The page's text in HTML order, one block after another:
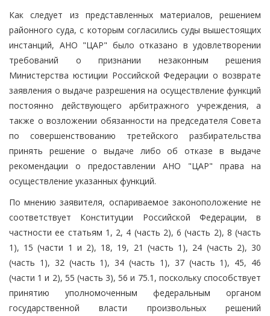
Как следует из представленных материалов, решением
районного суда, с которым согласились суды вышестоящих
инстанций, АНО "ЦАР" было отказано в удовлетворении
требований о признании незаконным решения
Министерства юстиции Российской Федерации о возврате
заявления о выдаче разрешения на осуществление функций
постоянно действующего арбитражного учреждения, а
также о возложении обязанности на председателя Совета
по совершенствованию третейского разбирательства
принять решение о выдаче либо об отказе в выдаче
рекомендации о предоставлении АНО "ЦАР" права на
осуществление указанных функций.
По мнению заявителя, оспариваемое законоположение не
соответствует Конституции Российской Федерации, в
частности ее статьям 1, 2, 4 (часть 2), 6 (часть 2), 8 (часть
1), 15 (части 1 и 2), 18, 19, 21 (часть 1), 24 (часть 2), 30
(часть 1), 32 (часть 1), 34 (часть 1), 37 (часть 1), 45, 46
(части 1 и 2), 55 (часть 3), 56 и 75.1, поскольку способствует
принятию уполномоченным федеральным органом
государственной власти произвольных решений